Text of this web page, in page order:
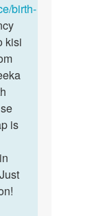
birth-
kisi
is